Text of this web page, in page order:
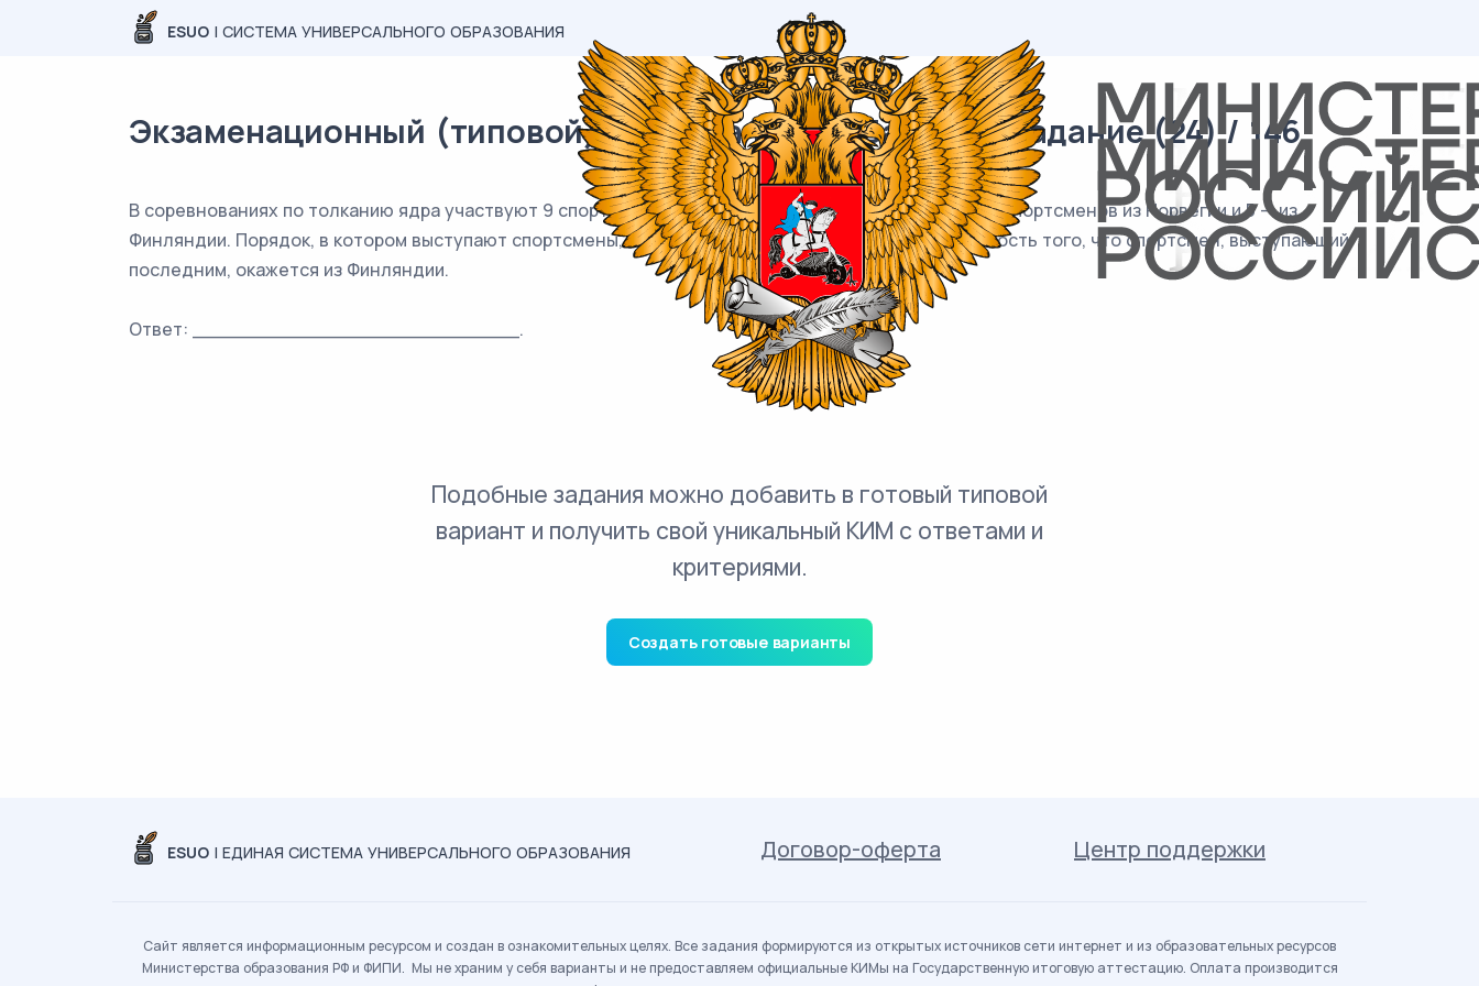
ESUO | СИСТЕМА УНИВЕРСАЛЬНОГО ОБРАЗОВАНИЯ
Экзаменационный (типовой) материал ЕГЭ / База / 05 задание (24) / 146
В соревнованиях по толканию ядра участвуют 9 спортсменов из Дании, 3 спортсмена из Швеции, 8 спортсменов из Норвегии и 5 — из
Финляндии. Порядок, в котором выступают спортсмены, определяется жребием. Найдите вероятность того, что спортсмен, выступающий
последним, окажется из Финляндии.
Ответ: ___________________________.
Подобные задания можно добавить в готовый типовой
вариант и получить свой уникальный КИМ с ответами и
критериями.
Создать готовые варианты
ESUO | ЕДИНАЯ СИСТЕМА УНИВЕРСАЛЬНОГО ОБРАЗОВАНИЯ Договор-оферта Центр поддержки
Сайт является информационным ресурсом и создан в ознакомительных целях. Все задания формируются из открытых источников сети интернет и из образовательных ресурсов
Министерства образования РФ и ФИПИ. Мы не храним у себя варианты и не предоставляем официальные КИМы на Государственную итоговую аттестацию. Оплата производится